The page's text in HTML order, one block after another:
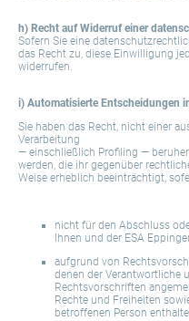
h) Recht auf Widerruf einer
Sofern Sie eine
das Recht zu, diese Einwilligung
widerrufen.
i) Automatisierte Entscheidungen
Sie haben das Recht, nicht einer
Verarbeitung
— einschließlich Profiling —
werden, die ihr gegenüber
Weise erheblich beeinträchtigt,
nicht für den Abschluss
Ihnen und der ESA
aufgrund von
denen der Verantwortliche
Rechtsvorschriften
Rechte und Freiheiten
betroffenen Person